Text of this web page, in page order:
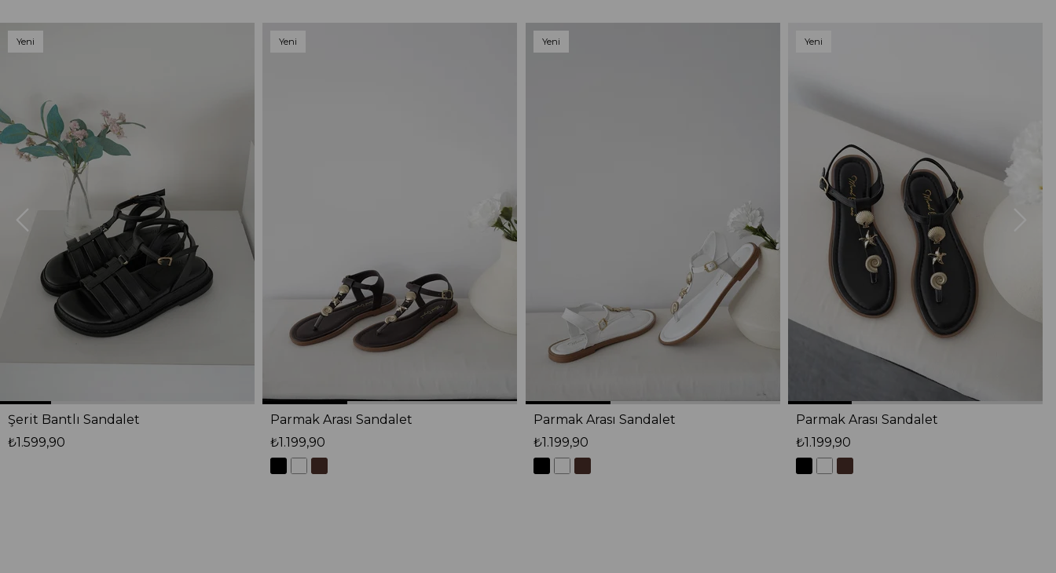
Şerit Bantlı Sandalet
₺1.599,90
Yeni
Parmak Arası Sandalet
₺1.199,90
Yeni
Parmak Arası Sandalet
₺1.199,90
Yeni
Parmak Arası Sandalet
₺1.199,90
Yeni